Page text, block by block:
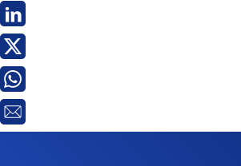
Linkedin
X
Whatsapp
Seoladh